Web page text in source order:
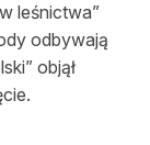
leśnictwa”
odbywają
objął